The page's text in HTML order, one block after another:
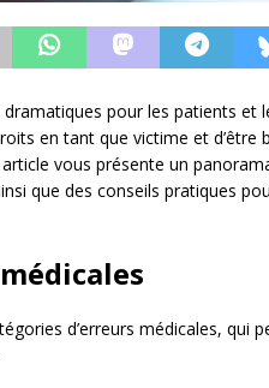
pour les patients et
en tant que victime et d’être
vous présente un
que des conseils pratiques
d’erreurs médicales, qui